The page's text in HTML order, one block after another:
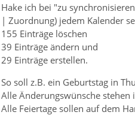
Hake ich bei "zu
| Zuordnung) jedem Kalender
155 Einträge löschen
39 Einträge ändern und
29 Einträge erstellen.
So soll z.B. ein Geburtstag in
Alle Änderungswünsche
Alle Feiertage sollen auf dem